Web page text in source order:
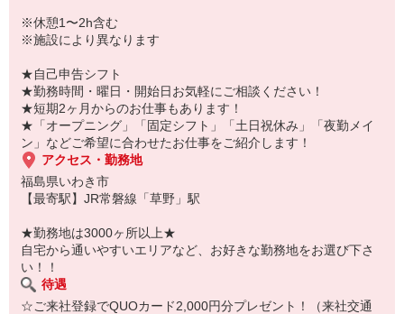
※休憩1〜2h含む
※施設により異なります
★自己申告シフト
★勤務時間・曜日・開始日お気軽にご相談ください！
★短期2ヶ月からのお仕事もあります！
★「オープニング」「固定シフト」「土日祝休み」「夜勤メイ
ン」などご希望に合わせたお仕事をご紹介します！
アクセス・勤務地
福島県いわき市
【最寄駅】JR常磐線「草野」駅
★勤務地は3000ヶ所以上★
自宅から通いやすいエリアなど、お好きな勤務地をお選び下さ
い！！
待遇
☆ご来社登録でQUOカード2,000円分プレゼント！（来社交通